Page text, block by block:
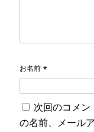
お名前 *
次回のコメン
の名前、メール